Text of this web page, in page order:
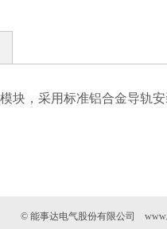
块，采用标准铝合金导轨
© 能事达电气股份有限公司